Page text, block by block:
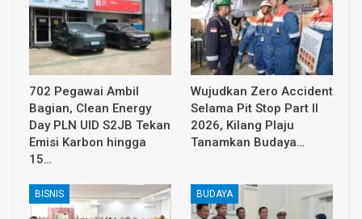
702 Pegawai Ambil
Bagian, Clean Energy
Day PLN UID S2JB Tekan
Emisi Karbon hingga
15…
Wujudkan Zero Accident
Selama Pit Stop Part II
2026, Kilang Plaju
Tanamkan Budaya…
BISNIS BUDAYA